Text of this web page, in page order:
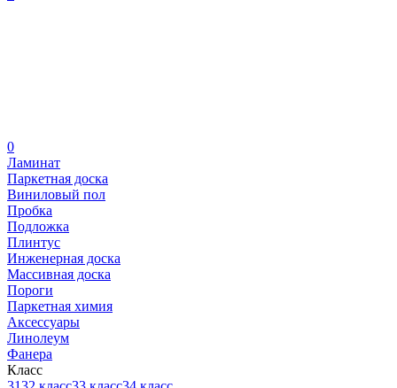
0
Ламинат
Паркетная доска
Виниловый пол
Пробка
Подложка
Плинтус
Инженерная доска
Массивная доска
Пороги
Паркетная химия
Аксессуары
Линолеум
Фанера
Класс